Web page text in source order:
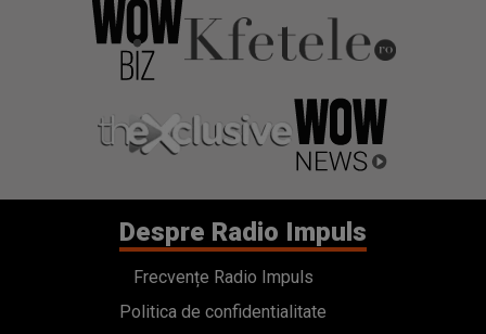
Despre Radio Impuls
Frecvențe Radio Impuls
Politica de confidentialitate